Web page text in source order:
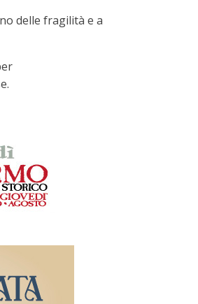
delle fragilità e a